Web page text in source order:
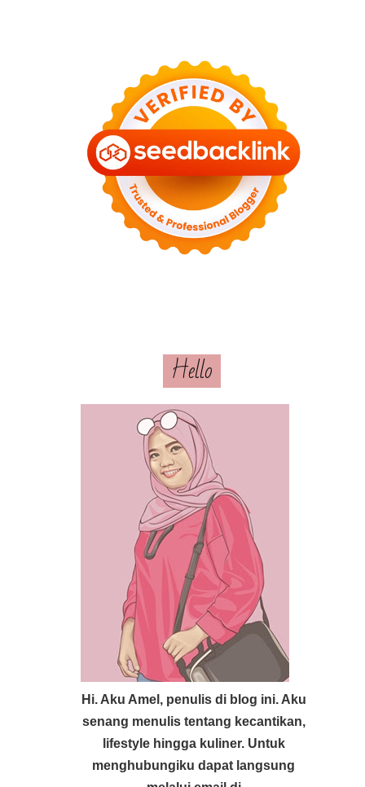
Hello
Hi. Aku Amel, penulis di blog ini. Aku
senang menulis tentang kecantikan,
lifestyle hingga kuliner. Untuk
menghubungiku dapat langsung